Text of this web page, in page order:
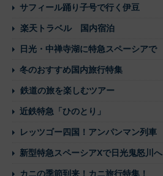
サフィール踊り子号で行く伊豆
楽天トラベル 国内宿泊
日光・中禅寺湖に特急スペーシアで
冬のおすすめ国内旅行特集
鉄道の旅を楽しむツアー
近鉄特急「ひのとり」
レッツゴー四国！アンパンマン列車
新型特急スペーシアXで日光鬼怒川へ
カニの季節到来！カニ旅行特集！